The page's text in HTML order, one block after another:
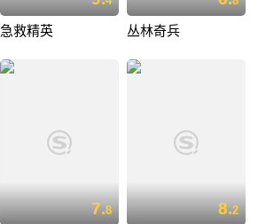
急救精英 丛林奇兵
7.8 8.2